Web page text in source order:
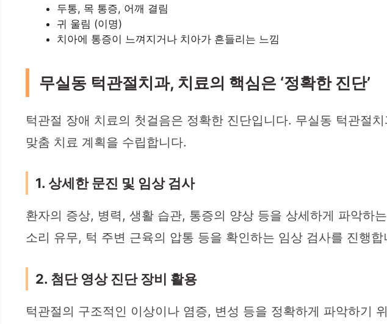
두통, 목 통증, 어깨 결림
귀 울림 (이명)
치아에 통증이 느껴지거나 치아가 흔들리는 느낌
무실동 턱관절치과, 치료의 핵심은 ‘정확한 진단’
턱관절 장애 치료의 첫걸음은 정확한 진단입니다. 무실동 턱관절
맞춤 치료 계획을 수립합니다.
1. 상세한 문진 및 임상 검사
환자의 증상, 병력, 생활 습관, 통증의 양상 등을 상세하게 파악하
소리 유무, 턱 주변 근육의 압통 등을 확인하는 임상 검사를 진행합
2. 첨단 영상 진단 장비 활용
턱관절의 구조적인 이상이나 염증, 변성 등을 정확하게 파악하기